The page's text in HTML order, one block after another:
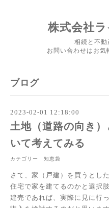
株式会社
相続と不動
お問い合わせはお気
ブログ
2023-02-01 12:18:00
土地（道路の向き
いて考えてみる
カテゴリー 知恵袋
さて、家（戸建）を買うとし
住宅で家を建てるのかと選択
建売であれば、実際に見に行